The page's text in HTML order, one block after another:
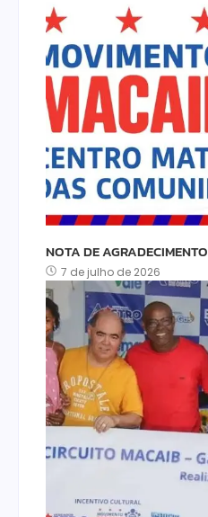
NOTA DE AGRADECIMENTO
7 de julho de 2026